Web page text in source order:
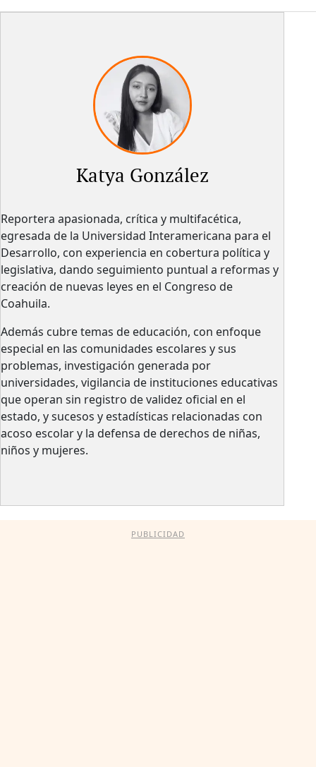
Katya González
Reportera apasionada, crítica y multifacética,
egresada de la Universidad Interamericana para el
Desarrollo, con experiencia en cobertura política y
legislativa, dando seguimiento puntual a reformas y
creación de nuevas leyes en el Congreso de
Coahuila.
Además cubre temas de educación, con enfoque
especial en las comunidades escolares y sus
problemas, investigación generada por
universidades, vigilancia de instituciones educativas
que operan sin registro de validez oficial en el
estado, y sucesos y estadísticas relacionadas con
acoso escolar y la defensa de derechos de niñas,
niños y mujeres.
PUBLICIDAD